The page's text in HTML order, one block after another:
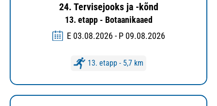
24. Tervisejooks ja -kõnd
13. etapp - Botaanikaaed
E 03.08.2026 - P 09.08.2026
13. etapp - 5,7 km